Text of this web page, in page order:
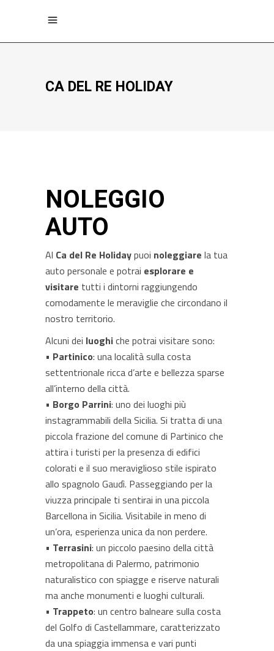
CA DEL RE HOLIDAY
NOLEGGIO
AUTO
Al Ca del Re Holidaypuoi noleggiare la tua
auto personale e potrai esplorare e
visitare tutti i dintorni raggiungendo
comodamente le meraviglie che circondano il
nostro territorio.
Alcuni dei luoghiche potrai visitare sono:
• Partinico: una località sulla costa
settentrionale ricca d’arte e bellezza sparse
all’interno della città.
• Borgo Parrini: uno dei luoghi più
instagrammabili della Sicilia. Si tratta di una
piccola frazione del comune di Partinico che
attira i turisti per la presenza di edifici
colorati e il suo meraviglioso stile ispirato
allo spagnolo Gaudì. Passeggiando per la
viuzza principale ti sentirai in una piccola
Barcellona in Sicilia. Visitabile in meno di
un’ora, esperienza unica da non perdere.
• Terrasini: un piccolo paesino della città
metropolitana di Palermo, patrimonio
naturalistico con spiagge e riserve naturali
ma anche monumenti e luoghi culturali.
• Trappeto: un centro balneare sulla costa
del Golfo di Castellammare, caratterizzato
da una spiaggia immensa e vari punti